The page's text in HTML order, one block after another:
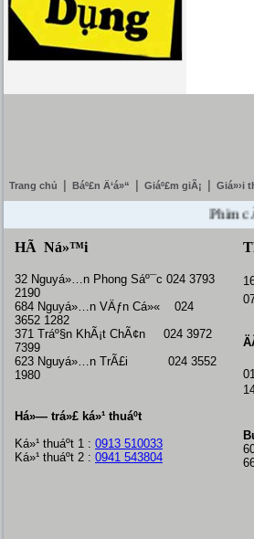
Trang chủ Báº£n Ä‘á»“ Giáº£m giÃ¡ Giá»›i
Phim
HÃ Ná»™i
32 Nguyá»…n Phong Sáº¯c 024 3793
2190
684 Nguyá»…n VÄƒn Cá»« 024
3652 1282
371 Tráº§n KhÃ¡t ChÃ¢n 024 3972
7399
623 Nguyá»…n TrÃ£i 024 3552
1980
Há»— trá»£ ká»¹ thuáº­t
Ká»¹ thuáº­t 1 : 0913 510033
Ká»¹ thuáº­t 2 : 0941 543804